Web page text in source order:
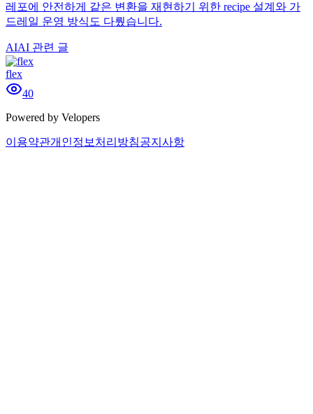
레포에 안전하게 같은 변환을 재현하기 위한 recipe 설계와 가
드레일 운영 방식도 다뤘습니다.
AIAI 관련 글
flex
40
Powered by Velopers
이용약관개인정보처리방침공지사항